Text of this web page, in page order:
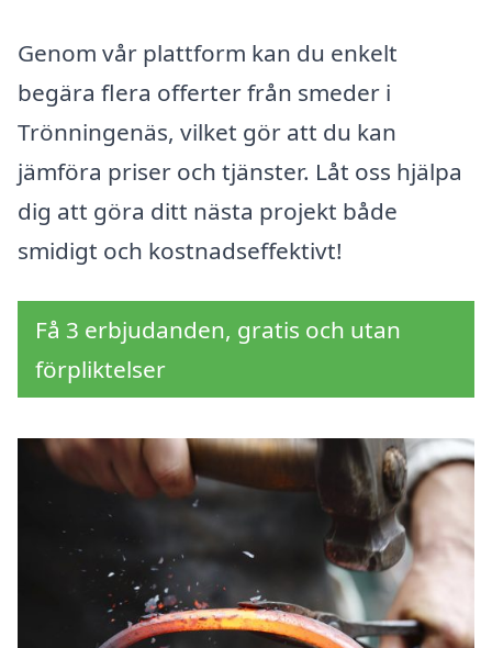
Genom vår plattform kan du enkelt
begära flera offerter från smeder i
Trönningenäs, vilket gör att du kan
jämföra priser och tjänster. Låt oss hjälpa
dig att göra ditt nästa projekt både
smidigt och kostnadseffektivt!
Få 3 erbjudanden, gratis och utan
förpliktelser